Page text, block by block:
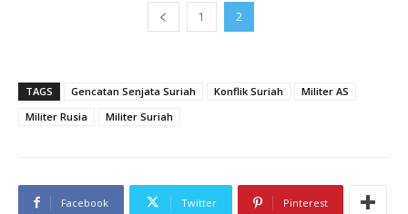
1 2
TAGS Gencatan Senjata Suriah Konflik Suriah
Militer AS
Militer Rusia
Militer Suriah
Facebook Twitter Pinterest